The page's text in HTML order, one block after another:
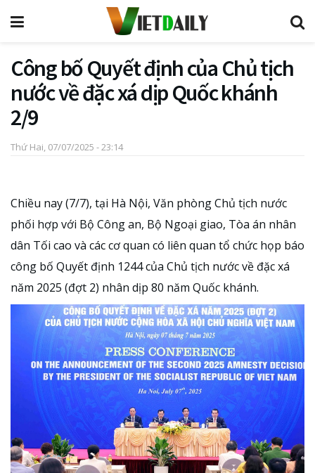
Công bố Quyết định của Chủ tịch
nước về đặc xá dịp Quốc khánh
2/9
Thứ Hai, 07/07/2025 - 23:14
Chiều nay (7/7), tại Hà Nội, Văn phòng Chủ tịch nước
phối hợp với Bộ Công an, Bộ Ngoại giao, Tòa án nhân
dân Tối cao và các cơ quan có liên quan tổ chức họp báo
công bố Quyết định 1244 của Chủ tịch nước về đặc xá
năm 2025 (đợt 2) nhân dịp 80 năm Quốc khánh.